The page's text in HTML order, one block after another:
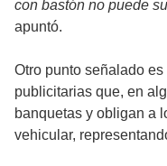
con bastón no puede
apuntó.
Otro punto señalado
publicitarias que, en
banquetas y obligan a
vehicular,